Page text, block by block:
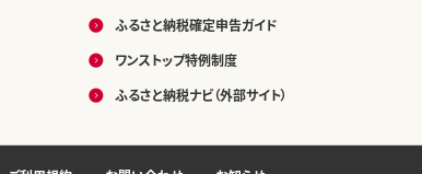
ふるさと納税確定申告ガイド
ワンストップ特例制度
ふるさと納税ナビ（外部サイト）